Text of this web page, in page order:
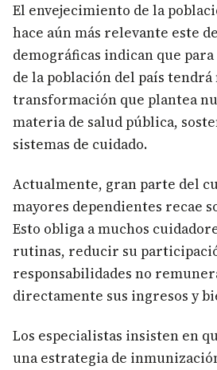
El envejecimiento de la
hace aún más relevante este
demográficas indican que para
de la población del país tendrá
transformación que plantea
materia de salud pública,
sistemas de cuidado.
Actualmente, gran parte del
mayores dependientes recae
Esto obliga a muchos
rutinas, reducir su
responsabilidades no
directamente sus ingresos y
Los especialistas insisten en
una estrategia de